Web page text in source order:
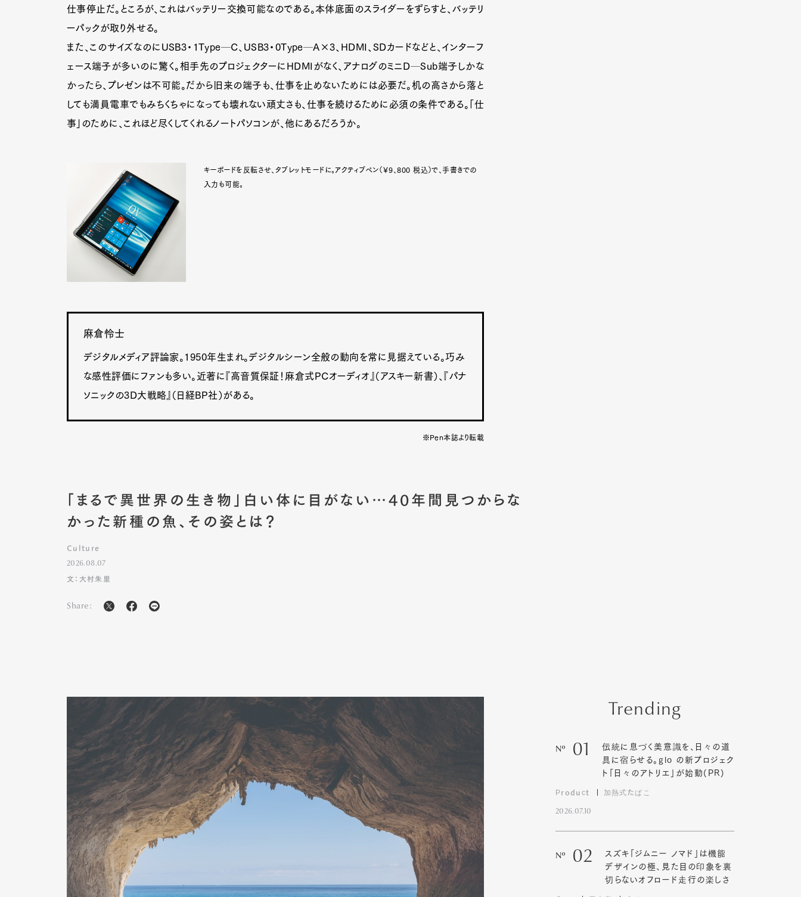
Pen Meet Pen international Pen tw
仕事停止だ。ところが、これはバッテリー交換可能なのである。本体底面のスライダーをずらすと、バッテリ
ーパックが取り外せる。
また、このサイズなのにUSB3・1Type─C、USB3・0Type─A×3、HDMI、SDカードなどと、インターフ
ェース端子が多いのに驚く。相手先のプロジェクターにHDMIがなく、アナログのミニD─Sub端子しかな
かったら、プレゼンは不可能。だから旧来の端子も、仕事を止めないためには必要だ。机の高さから落と
しても満員電車でもみちくちゃになっても壊れない頑丈さも、仕事を続けるために必須の条件である。「仕
事」のために、これほど尽くしてくれるノートパソコンが、他にあるだろうか。
キーボードを反転させ、タブレットモードに。アクティブペン（￥9、800 税込）で、手書きでの
入力も可能。
麻倉怜士
デジタルメディア評論家。1950年生まれ。デジタルシーン全般の動向を常に見据えている。巧み
な感性評価にファンも多い。近著に『高音質保証！麻倉式PCオーディオ』（アスキー新書）、『パナ
ソニックの3D大戦略』（日経BP社）がある。
※Pen本誌より転載
「まるで異世界の生き物」白い体に目がない…40年間見つからな
かった新種の魚、その姿とは？
Culture
2026.08.07
文：大村朱里
Share:
Trending
Nº 01
伝統に息づく美意識を、日々の道
具に宿らせる。glo の新プロジェク
ト「日々のアトリエ」が始動(PR)
Product 加熱式たばこ
2026.07.10
Nº 02
スズキ「ジムニー ノマド」は機能
デザインの極、見た目の印象を裏
切らないオフロード走行の楽しさ